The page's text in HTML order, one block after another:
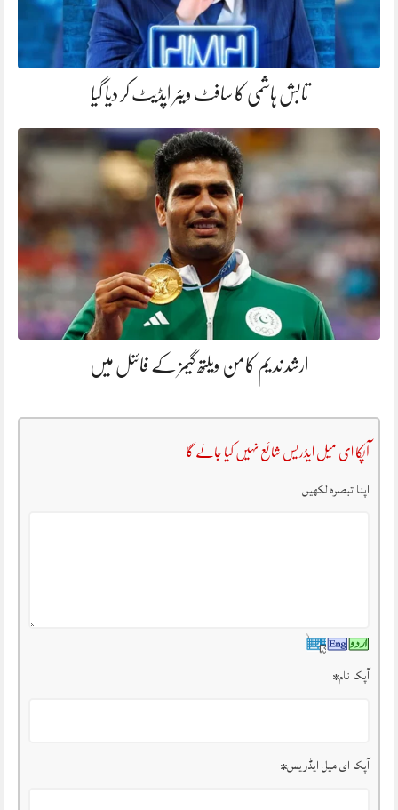
تابش ہاشمی کا سافٹ ویئر اپڈیٹ کر دیا گیا
ارشد ندیم کامن ویلتھ گیمز کے فائنل میں‌
آپکا ای میل ایڈریس شائع نہیں کیا جائے گا
اپنا تبصرہ لکھیں
آپکا نام*
آپکا ای میل ایڈریس*